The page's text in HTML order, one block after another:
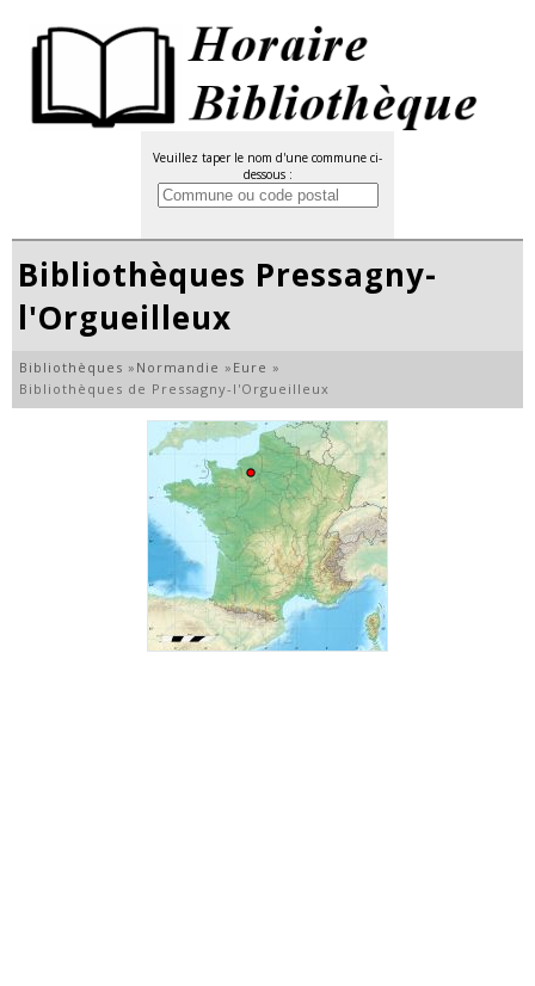
Veuillez taper le nom d'une commune ci-
dessous :
Bibliothèques Pressagny-
l'Orgueilleux
Bibliothèques » Normandie » Eure »
Bibliothèques de Pressagny-l'Orgueilleux